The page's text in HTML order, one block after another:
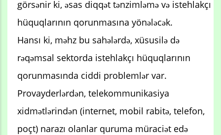
görsənir ki, əsas diqqət tənzimləmə və istehlakçı
hüquqlarının qorunmasına yönələcək.
Hansı ki, məhz bu sahələrdə, xüsusilə də
rəqəmsal sektorda istehlakçı hüquqlarının
qorunmasında ciddi problemlər var.
Provayderlərdən, telekommunikasiya
xidmətlərindən (internet, mobil rabitə, telefon,
poçt) narazı olanlar quruma müraciət edə